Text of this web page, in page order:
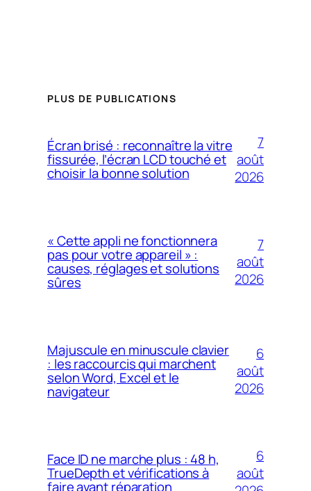
PLUS DE PUBLICATIONS
Écran brisé : reconnaître la vitre
fissurée, l’écran LCD touché et
choisir la bonne solution
7
août
2026
« Cette appli ne fonctionnera
pas pour votre appareil » :
causes, réglages et solutions
sûres
7
août
2026
Majuscule en minuscule clavier
: les raccourcis qui marchent
selon Word, Excel et le
navigateur
6
août
2026
Face ID ne marche plus : 48 h,
TrueDepth et vérifications à
faire avant réparation
6
août